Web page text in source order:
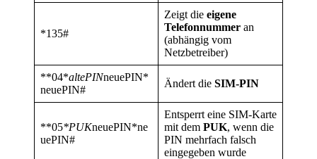
*135#
Zeigt die eigene
Telefonnummer an
(abhängig vom
Netzbetreiber)
**04*altePINneuePIN*
neuePIN#
Ändert die SIM-PIN
**05*PUKneuePIN*ne
uePIN#
Entsperrt eine SIM-Karte
mit dem PUK, wenn die
PIN mehrfach falsch
eingegeben wurde